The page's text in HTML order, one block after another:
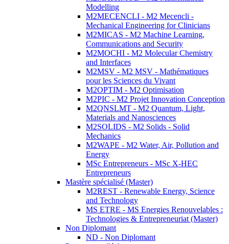
Modelling
M2MECENCLI - M2 Mecencli -
Mechanical Engineering for Clinicians
M2MICAS - M2 Machine Learning,
Communications and Security
M2MOCHI - M2 Molecular Chemistry
and Interfaces
M2MSV - M2 MSV - Mathématiques
pour les Sciences du Vivant
M2OPTIM - M2 Optimisation
M2PIC - M2 Projet Innovation Conception
M2QNSLMT - M2 Quantum, Light,
Materials and Nanosciences
M2SOLIDS - M2 Solids - Solid
Mechanics
M2WAPE - M2 Water, Air, Pollution and
Energy
MSc Entrepreneurs - MSc X-HEC
Entrepreneurs
Mastère spécialisé (Master)
M2REST - Renewable Energy, Science
and Technology
MS ETRE - MS Energies Renouvelables :
Technologies & Entrepreneuriat (Master)
Non Diplomant
ND - Non Diplomant